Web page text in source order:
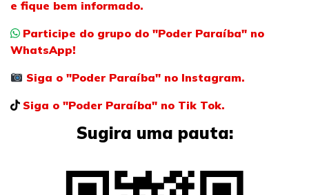
e fique bem informado.
Participe do grupo do "Poder Paraíba" no
WhatsApp!
Siga o "Poder Paraíba" no Instagram.
Siga o "Poder Paraíba" no Tik Tok.
Sugira uma pauta: